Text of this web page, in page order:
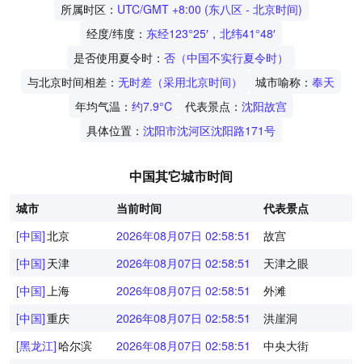
所属时区： UTC/GMT +8:00 (东八区 - 北京时间)
经度/纬度： 东经123°25′，北纬41°48′
是否使用夏令时： 否（中国不实行夏令时）
与北京时间相差： 无时差（采用北京时间） 城市喻称： 奉天
年均气温： 约7.9°C 代表景点： 沈阳故宫
具体位置： 沈阳市沈河区沈阳路171号
中国其它城市时间
城市 当前时间
代表景点
[中国]北京 2026年08月07日 02:58:52
故宫
[中国] 天津 2026年08月07日 02:58:52
天津之眼
[中国]上海 2026年08月07日 02:58:52
外滩
[中国]重庆 2026年08月07日 02:58:52
洪崖洞
[黑龙江]哈尔滨 2026年08月07日 02:58:52
中央大街